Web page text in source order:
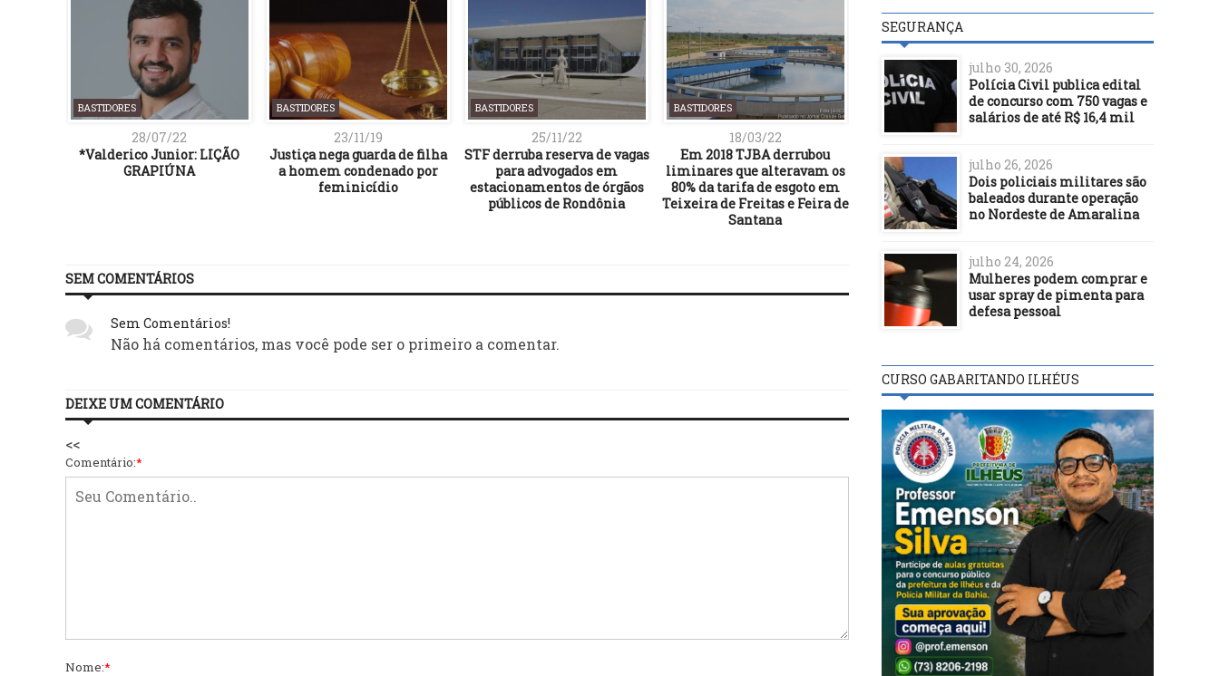
BASTIDORES
28/07/22
*Valderico Junior: LIÇÃO
GRAPIÚNA
BASTIDORES
23/11/19
Justiça nega guarda de filha
a homem condenado por
feminicídio
BASTIDORES
25/11/22
STF derruba reserva de vagas
para advogados em
estacionamentos de órgãos
públicos de Rondônia
BASTIDORES
18/03/22
Em 2018 TJBA derrubou
liminares que alteravam os
80% da tarifa de esgoto em
Teixeira de Freitas e Feira de
Santana
BASTIDORES
10/10/23
BC receberá prêmio
internacional por
desenvolvimento do Pix
BASTIDORES
sujeito e atuação
sociedade
SEM COMENTÁRIOS
Sem Comentários!
Não há comentários, mas você pode ser o primeiro a comentar.
DEIXE UM COMENTÁRIO
<<
Comentário:*
Nome:*
SEGURANÇA
julho 30, 2026
Polícia Civil publica edital
de concurso com 750 vagas e
salários de até R$ 16,4 mil
julho 26, 2026
Dois policiais militares são
baleados durante operação
no Nordeste de Amaralina
julho 24, 2026
Mulheres podem comprar e
usar spray de pimenta para
defesa pessoal
CURSO GABARITANDO ILHÉUS